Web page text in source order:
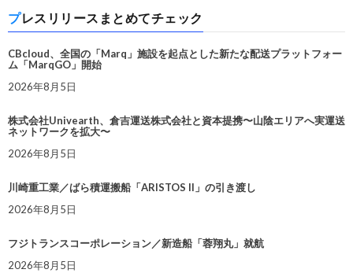
プレスリリースまとめてチェック
CBcloud、全国の「Marq」施設を起点とした新たな配送プラットフォー
ム「MarqGO」開始
2026年8月5日
株式会社Univearth、倉吉運送株式会社と資本提携〜山陰エリアへ実運送
ネットワークを拡大〜
2026年8月5日
川崎重工業／ばら積運搬船「ARISTOS II」の引き渡し
2026年8月5日
フジトランスコーポレーション／新造船「蓉翔丸」就航
2026年8月5日